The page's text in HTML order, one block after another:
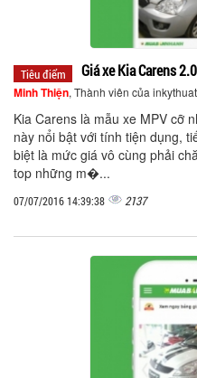
Tiêu điểm Giá xe Kia Carens
Minh Thiện, Thành viên của
Kia Carens là mẫu xe MPV cỡ
này nổi bật với tính tiện dụng,
biệt là mức giá vô cùng phải
top những m�...
07/07/2016 14:39:38 2137